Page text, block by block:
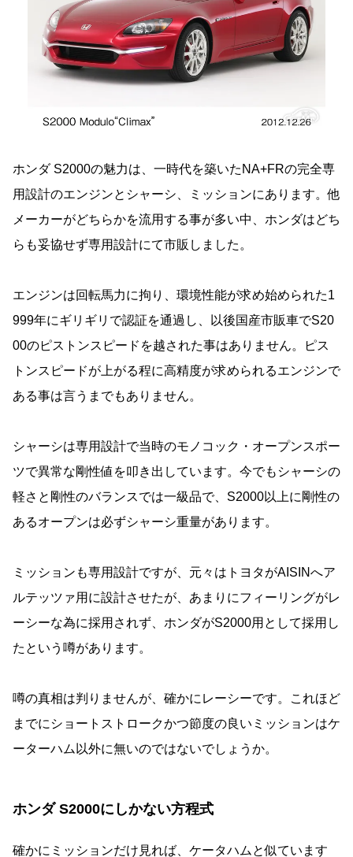
ホンダ S2000の魅力は、一時代を築いたNA+FRの完全専
用設計のエンジンとシャーシ、ミッションにあります。他
メーカーがどちらかを流用する事が多い中、ホンダはどち
らも妥協せず専用設計にて市販しました。
エンジンは回転馬力に拘り、環境性能が求め始められた1
999年にギリギリで認証を通過し、以後国産市販車でS20
00のピストンスピードを越された事はありません。ピス
トンスピードが上がる程に高精度が求められるエンジンで
ある事は言うまでもありません。
シャーシは専用設計で当時のモノコック・オープンスポー
ツで異常な剛性値を叩き出しています。今でもシャーシの
軽さと剛性のバランスでは一級品で、S2000以上に剛性の
あるオープンは必ずシャーシ重量があります。
ミッションも専用設計ですが、元々はトヨタがAISINへア
ルテッツァ用に設計させたが、あまりにフィーリングがレ
ーシーな為に採用されず、ホンダがS2000用として採用し
たという噂があります。
噂の真相は判りませんが、確かにレーシーです。これほど
までにショートストロークかつ節度の良いミッションはケ
ーターハム以外に無いのではないでしょうか。
ホンダ S2000にしかない方程式
確かにミッションだけ見れば、ケータハムと似ています